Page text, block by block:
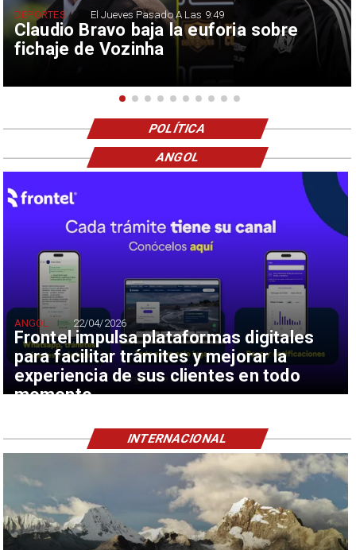
Claudio Bravo baja la euforia sobre
fichaje de Vozinha
DEPORTES El Jueves Pasado A Las 9:49
POLÍTICA
Frontel impulsa plataformas digitales
para facilitar trámites y mejorar la
experiencia de sus clientes en todo
momento
ANGOL 22/04/2026
ANGOL
INTERNACIONAL